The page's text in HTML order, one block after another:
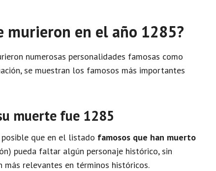
murieron en el año 1285?
numerosas personalidades famosas como
se muestran los famosos más importantes
muerte fue 1285
que en el listado famosos que han muerto
pueda faltar algún personaje histórico, sin
más relevantes en términos históricos.